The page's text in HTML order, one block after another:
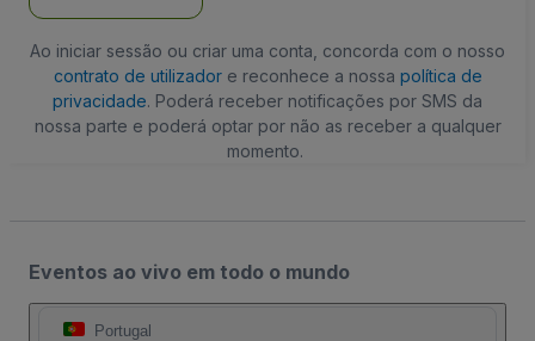
Ao iniciar sessão ou criar uma conta, concorda com o nosso
contrato de utilizadore reconhece a nossa política de
privacidade. Poderá receber notificações por SMS da
nossa parte e poderá optar por não as receber a qualquer
momento.
Eventos ao vivo em todo o mundo
Portugal